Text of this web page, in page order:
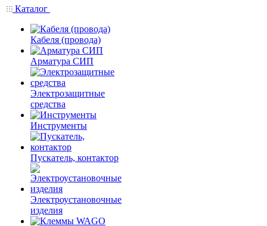
Каталог
Кабеля (провода)
Арматура СИП
Электрозащитные
средства
Инструменты
Пускатель, контактор
Электроустановочные
изделия